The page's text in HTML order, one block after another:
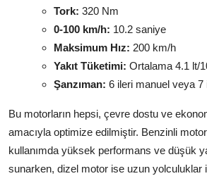
Tork: 320 Nm
0-100 km/h: 10.2 saniye
Maksimum Hız: 200 km/h
Yakıt Tüketimi: Ortalama 4.1 lt/
Şanzıman: 6 ileri manuel veya 7
Bu motorların hepsi, çevre dostu ve
amacıyla optimize edilmiştir. Benzinli
kullanımda yüksek performans ve düşük
sunarken, dizel motor ise uzun yolculuklar